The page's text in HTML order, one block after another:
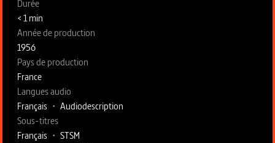
Fiche technique section gauche
Durée
< 1 min
Année de production
1956
Pays de production
France
Langues audio
Français • Audiodescription
Sous-titres
Français • STSM